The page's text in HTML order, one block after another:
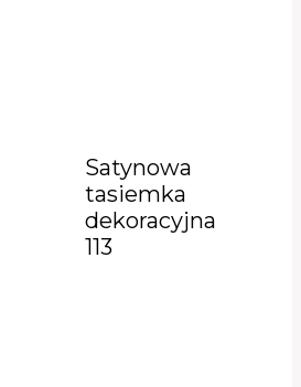
Satynowa
tasiemka
dekoracyjna
113